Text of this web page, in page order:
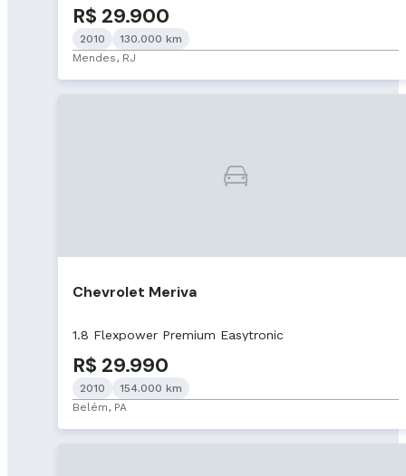
R$ 29.900
2010
130.000 km
Mendes, RJ
Chevrolet Meriva
1.8 Flexpower Premium Easytronic
R$ 29.990
2010
154.000 km
Belém, PA